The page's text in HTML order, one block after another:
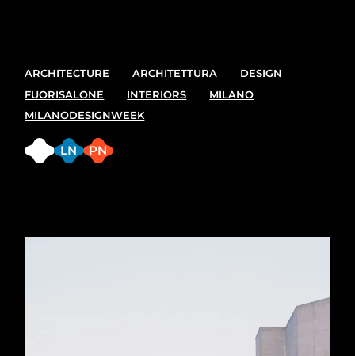
ARCHITECTURE ARCHITETTURA
DESIGN
FUORISALONE
INTERIORS
MILANO
MILANODESIGNWEEK
LN PN